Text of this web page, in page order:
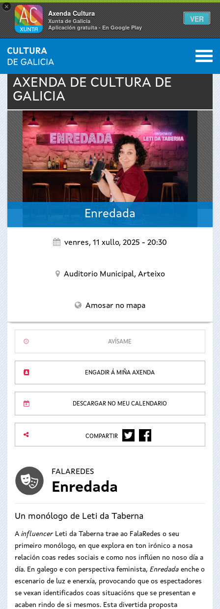
×
Axenda Cultura
Xunta de Galicia
Aplicación gratuíta - En Google Play
VER
Vostede
está
aquí
INICIO › ACTUALIDADE 0
AXENDA DE CULTURA DE
GALICIA
Enredada
venres, 11 xullo, 2025 - 20:30
Auditorio Municipal, Arteixo
Amosar no mapa
AVÍSAME
ENGADIR Á MIÑA AXENDA
DESCARGAR NO MEU CALENDARIO
COMPARTIR TWITTERFACEBOOK
FALAREDES
Enredada
Un monólogo de Leti da Taberna
A influencer Leti da Taberna trae ao FalaRedes o seu
primeiro monólogo, en que explora en ton irónico a nosa
relación coas redes sociais e como nos inflúen no noso día a
día. En galego e con perspectiva feminista, Enredada enche o
escenario de luz e enerxía, provocando que os espectadores
se vexan identificados coas situacións que se presentan e
acaben rindo de si mesmos. Esta divertida proposta